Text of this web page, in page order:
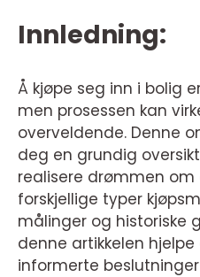
Innledning:
Å kjøpe seg inn i bolig
men prosessen kan
overveldende. Denne
deg en grundig
realisere drømmen om
forskjellige typer
målinger og historiske
denne artikkelen
informerte